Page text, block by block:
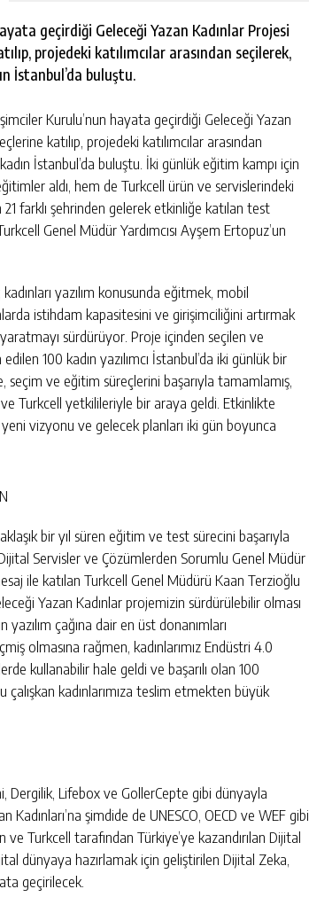
geçirdiği Geleceği Yazan Kadınlar Projesi
projedeki katılımcılar arasından seçilerek,
İstanbul’da buluştu.
Kurulu’nun hayata geçirdiği Geleceği Yazan
katılıp, projedeki katılımcılar arasından
İstanbul’da buluştu. İki günlük eğitim kampı için
aldı, hem de Turkcell ürün ve servislerindeki
farklı şehrinden gelerek etkinliğe katılan test
Genel Müdür Yardımcısı Ayşem Ertopuz’un
yazılım konusunda eğitmek, mobil
istihdam kapasitesini ve girişimciliğini artırmak
sürdürüyor. Proje içinden seçilen ve
100 kadın yazılımcı İstanbul’da iki günlük bir
ve eğitim süreçlerini başarıyla tamamlamış,
Turkcell yetkilileriyle bir araya geldi. Etkinlikte
vizyonu ve gelecek planları iki gün boyunca
bir yıl süren eğitim ve test sürecini başarıyla
Servisler ve Çözümlerden Sorumlu Genel Müdür
ile katılan Turkcell Genel Müdürü Kaan Terzioğlu
Yazan Kadınlar projemizin sürdürülebilir olması
çağına dair en üst donanımları
olmasına rağmen, kadınlarımız Endüstri 4.0
kullanabilir hale geldi ve başarılı olan 100
çalışkan kadınlarımıza teslim etmekten büyük
Dergilik, Lifebox ve GollerCepte gibi dünyayla
şimdide de UNESCO, OECD ve WEF gibi
Turkcell tarafından Türkiye’ye kazandırılan Dijital
dünyaya hazırlamak için geliştirilen Dijital Zeka,
geçirilecek.
CHICKEN ROAD: LE MANUEL COMPLET
DU GAME DE CASINO TACTIQUE